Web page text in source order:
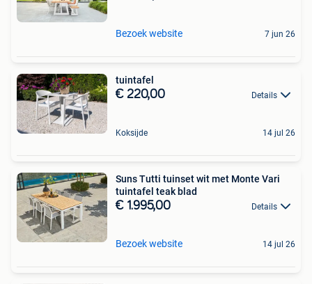
Bezoek website 7 jun 26
tuintafel
€ 220,00 Details
Koksijde 14 jul 26
Suns Tutti tuinset wit met Monte Vari
tuintafel teak blad
€ 1.995,00 Details
Bezoek website 14 jul 26